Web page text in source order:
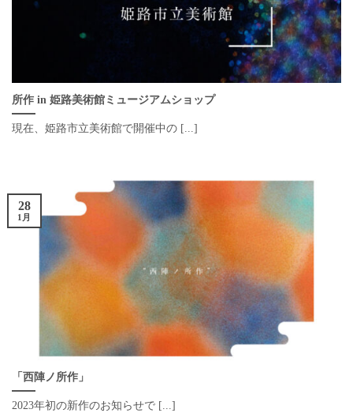
所作 in 姫路美術館ミュージアムショップ
現在、姫路市立美術館で開催中の [...]
「西陣ノ所作」
2023年初の新作のお知らせで [...]
28
1月